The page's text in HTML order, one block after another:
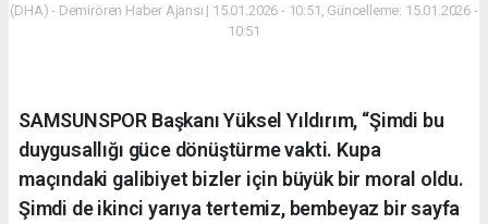
(DHA) - Demirören Haber Ajansı | 15.01.2026 - 10:51, Güncelleme: 15.01.2026 -
10:51
SAMSUNSPOR Başkanı Yüksel Yıldırım, “Şimdi bu
duygusallığı güce dönüştürme vakti. Kupa
maçındaki galibiyet bizler için büyük bir moral oldu.
Şimdi de ikinci yarıya tertemiz, bembeyaz bir sayfa